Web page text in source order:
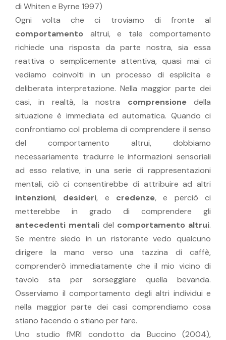
di Whiten e Byrne 1997)
Ogni volta che ci troviamo di fronte al
comportamento altrui, e tale comportamento
richiede una risposta da parte nostra, sia essa
reattiva o semplicemente attentiva, quasi mai ci
vediamo coinvolti in un processo di esplicita e
deliberata interpretazione. Nella maggior parte dei
casi, in realtà, la nostra comprensionedella
situazione è immediata ed automatica. Quando ci
confrontiamo col problema di comprendere il senso
del comportamento altrui, dobbiamo
necessariamente tradurre le informazioni sensoriali
ad esso relative, in una serie di rappresentazioni
mentali, ciò ci consentirebbe di attribuire ad altri
intenzioni, desideri, e credenze, e perciò ci
metterebbe in grado di comprendere gli
antecedenti mentali del comportamento altrui.
Se mentre siedo in un ristorante vedo qualcuno
dirigere la mano verso una tazzina di caffè,
comprenderò immediatamente che il mio vicino di
tavolo sta per sorseggiare quella bevanda.
Osserviamo il comportamento degli altri individui e
nella maggior parte dei casi comprendiamo cosa
stiano facendo o stiano per fare.
Uno studio fMRI condotto da Buccino (2004),